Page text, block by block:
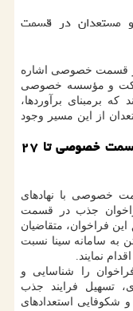
از نخبگان و مستعدان در قسمت
قسمت خصوصی اشاره
داشت: در این بخش، ۴۶ شرکت و مؤسسه خصوصی
اند که برمبنای برآوردها،
و مستعدان از این مسیر وجود
مهلت ثبت نام در فراخوان جذب در قسمت خصوصی تا ۲۷
خصوصی با نهادهای
جذب در قسمت
این فراخوان، متقاضیان
بهمن ماه با رفتن به سامانه سینا نسبت
نمایند.
را شناسایی و
تسهیل فرایند جذب
استعدادهای